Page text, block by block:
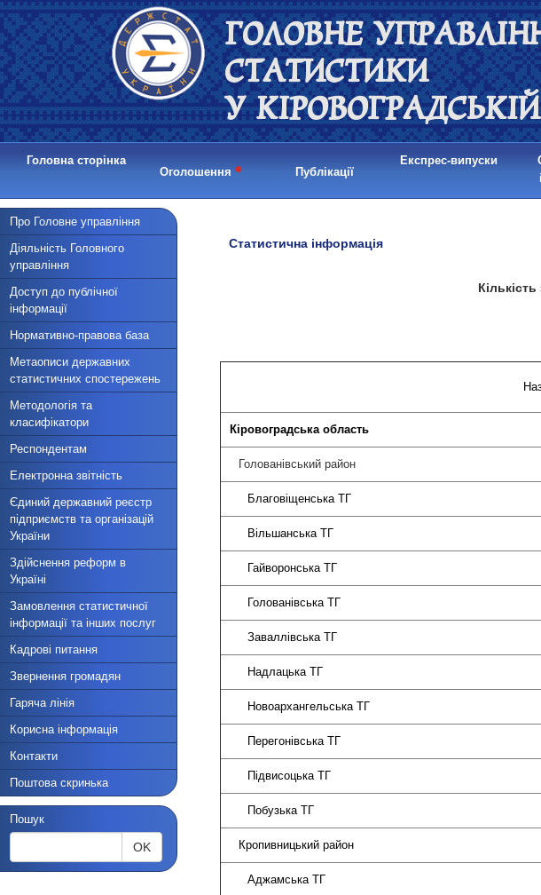
ГОЛОВНЕ
СТАТИСТИКИ
У
Головна сторінка
Оголошення • Публікації
Експрес-випуски
Про Головне управління
Діяльність Головного
управління
Доступ до публічної
інформації
Нормативно-правова база
Метаописи державних
статистичних спостережень
Методологія та
класифікатори
Респондентам
Електронна звітність
Єдиний державний реєстр
підприємств та організацій
України
Здійснення реформ в
Україні
Замовлення статистичної
інформації та інших послуг
Кадрові питання
Звернення громадян
Гаряча лінія
Корисна інформація
Контакти
Поштова скринька
Пошук
OK
Статистична інформація
Кіровоградська область
Голованівський район
Благовіщенська ТГ
Вільшанська
Гайворонська
Голованівська
Заваллівська
Надлацька
Новоархангельська
Перегонівська
Підвисоцька
Побузька
Кропивницький
Аджамська